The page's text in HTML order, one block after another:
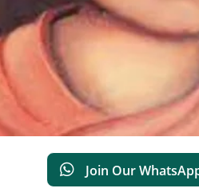
Join Our